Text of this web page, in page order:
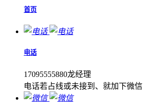
首页
电话
17095555880龙经理
电话若占线或未接到、就加下微信